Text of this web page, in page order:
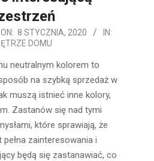
ON: 8 STYCZNIA, 2020
IN:
DOMU
neutralnym kolorem to
na szybką sprzedaż w
muszą istnieć inne kolory,
Zastanów się nad tymi
które sprawiają, że
zainteresowania i
będą się zastanawiać, co